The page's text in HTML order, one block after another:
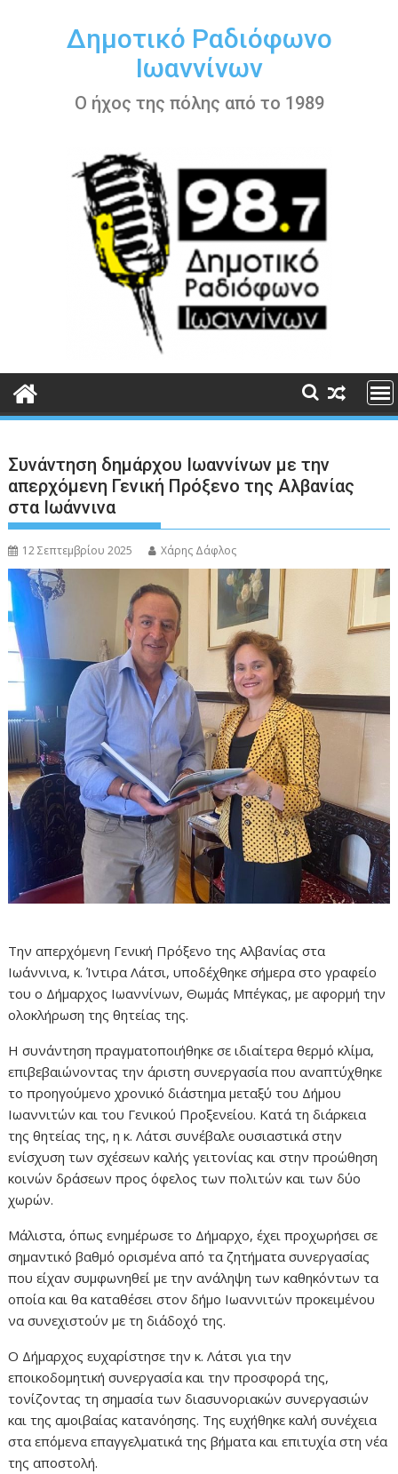
περιεχόμενοΔημοτικό Ραδιόφωνο
Ιωαννίνων
Ο ήχος της πόλης από το 1989
Συνάντηση δημάρχου Ιωαννίνων με την
απερχόμενη Γενική Πρόξενο της Αλβανίας
στα Ιωάννινα
12 Σεπτεμβρίου 2025 Χάρης Δάφλος
Την απερχόμενη Γενική Πρόξενο της Αλβανίας στα
Ιωάννινα, κ. Ίντιρα Λάτσι, υποδέχθηκε σήμερα στο γραφείο
του ο Δήμαρχος Ιωαννίνων, Θωμάς Μπέγκας, με αφορμή την
ολοκλήρωση της θητείας της.
Η συνάντηση πραγματοποιήθηκε σε ιδιαίτερα θερμό κλίμα,
επιβεβαιώνοντας την άριστη συνεργασία που αναπτύχθηκε
το προηγούμενο χρονικό διάστημα μεταξύ του Δήμου
Ιωαννιτών και του Γενικού Προξενείου. Κατά τη διάρκεια
της θητείας της, η κ. Λάτσι συνέβαλε ουσιαστικά στην
ενίσχυση των σχέσεων καλής γειτονίας και στην προώθηση
κοινών δράσεων προς όφελος των πολιτών και των δύο
χωρών.
Μάλιστα, όπως ενημέρωσε το Δήμαρχο, έχει προχωρήσει σε
σημαντικό βαθμό ορισμένα από τα ζητήματα συνεργασίας
που είχαν συμφωνηθεί με την ανάληψη των καθηκόντων τα
οποία και θα καταθέσει στον δήμο Ιωαννιτών προκειμένου
να συνεχιστούν με τη διάδοχό της.
Ο Δήμαρχος ευχαρίστησε την κ. Λάτσι για την
εποικοδομητική συνεργασία και την προσφορά της,
τονίζοντας τη σημασία των διασυνοριακών συνεργασιών
και της αμοιβαίας κατανόησης. Της ευχήθηκε καλή συνέχεια
στα επόμενα επαγγελματικά της βήματα και επιτυχία στη νέα
της αποστολή.